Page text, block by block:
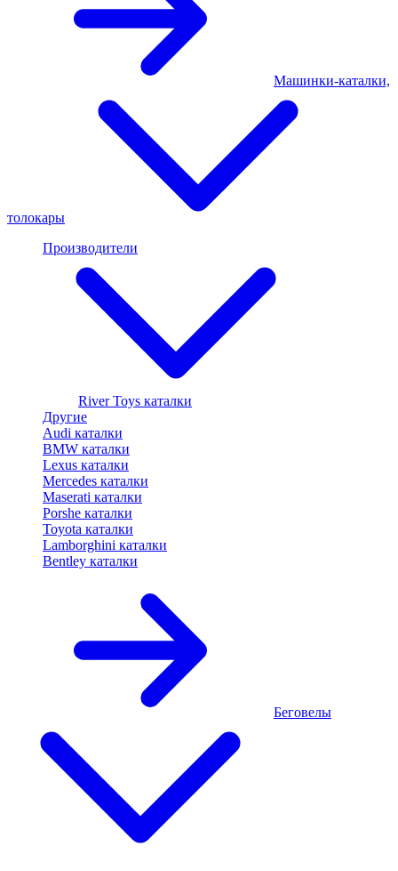
Машинки-каталки,
толокары
Производители
River Toys каталки
Другие
Audi каталки
BMW каталки
Lexus каталки
Mercedes каталки
Maserati каталки
Porshe каталки
Toyota каталки
Lamborghini каталки
Bentley каталки
Беговелы